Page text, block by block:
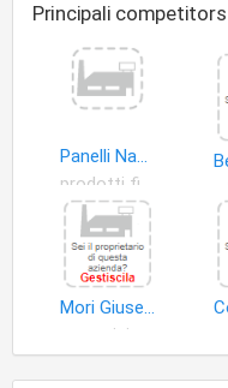
Principali competitors
Panelli Nadia
Mori Giuseppe
camicie